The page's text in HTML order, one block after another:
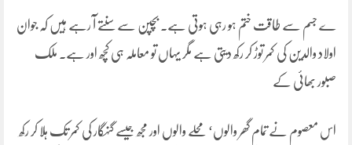
ے جسم سے طاقت ختم ہو رہی ہوتی ہے۔ بچپن سے سنتے آ رہے ہیں کہ جوان
اولاد والدین کی کمر توڑ کر رکھ دیتی ہے مگر یہاں تو معاملہ ہی کچھ اور ہے۔ ملک
صبور بھائی کے
اس معصوم نے تمام گھر والوں‘ محلے والوں اور مجھ جیسے گنہگار کی کمر تک ہلا کر رکھ